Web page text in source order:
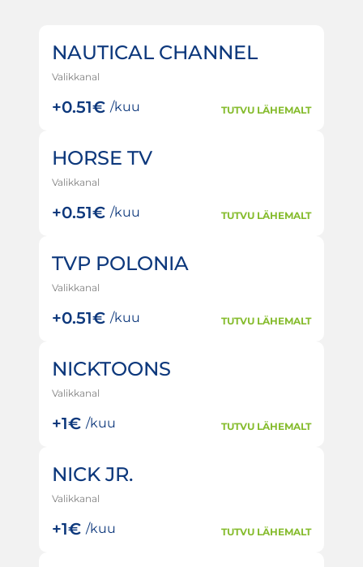
NAUTICAL CHANNEL
Valikkanal
+0.51€ /kuu TUTVU LÄHEMALT
HORSE TV
Valikkanal
+0.51€ /kuu TUTVU LÄHEMALT
TVP POLONIA
Valikkanal
+0.51€ /kuu TUTVU LÄHEMALT
NICKTOONS
Valikkanal
+1€ /kuu TUTVU LÄHEMALT
NICK JR.
Valikkanal
+1€ /kuu TUTVU LÄHEMALT